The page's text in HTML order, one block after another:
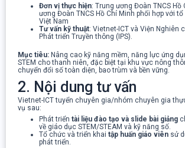
Đơn vị thực hiện: Trung ương Đoàn TNCS Hồ
ương Đoàn TNCS Hồ Chí Minh phối hợp với
Việt Nam
Tư vấn kỹ thuật: Vietnet-ICT và Viện Nghiên
Phát triển Truyền thông (IPS).
Mục tiêu: Nâng cao kỹ năng mềm, năng lực ứng
STEM cho thanh niên, đặc biệt tại khu vực nông
chuyển đổi số toàn diện, bao trùm và bền vững.
2. Nội dung tư vấn
Vietnet-ICT tuyển chuyên gia/nhóm chuyên gia
vụ sau:
Phát triển tài liệu đào tạo và slide bài giảng
về giáo dục STEM/STEAM và kỹ năng số.
Tổ chức và triển khai tập huấn giáo viên sử
phát triển.